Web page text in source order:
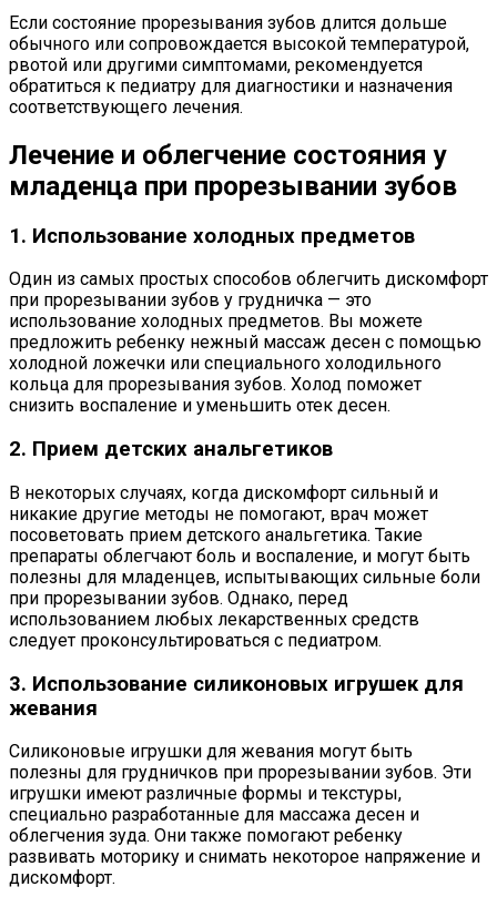
Если состояние прорезывания зубов длится дольше
обычного или сопровождается высокой температурой,
рвотой или другими симптомами, рекомендуется
обратиться к педиатру для диагностики и назначения
соответствующего лечения.
Лечение и облегчение состояния у
младенца при прорезывании зубов
1. Использование холодных предметов
Один из самых простых способов облегчить дискомфорт
при прорезывании зубов у грудничка — это
использование холодных предметов. Вы можете
предложить ребенку нежный массаж десен с помощью
холодной ложечки или специального холодильного
кольца для прорезывания зубов. Холод поможет
снизить воспаление и уменьшить отек десен.
2. Прием детских анальгетиков
В некоторых случаях, когда дискомфорт сильный и
никакие другие методы не помогают, врач может
посоветовать прием детского анальгетика. Такие
препараты облегчают боль и воспаление, и могут быть
полезны для младенцев, испытывающих сильные боли
при прорезывании зубов. Однако, перед
использованием любых лекарственных средств
следует проконсультироваться с педиатром.
3. Использование силиконовых игрушек для
жевания
Силиконовые игрушки для жевания могут быть
полезны для грудничков при прорезывании зубов. Эти
игрушки имеют различные формы и текстуры,
специально разработанные для массажа десен и
облегчения зуда. Они также помогают ребенку
развивать моторику и снимать некоторое напряжение и
дискомфорт.